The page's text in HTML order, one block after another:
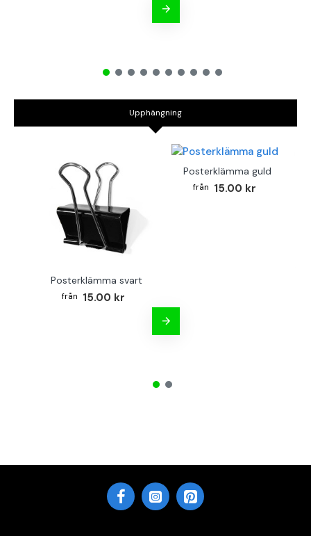
Upphängning
Posterklämma svart
15.00 kr
Posterklämma guld
15.00 kr